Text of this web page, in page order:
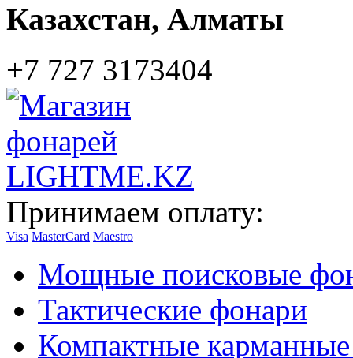
Казахстан, Алматы
+7 727 3173404
Принимаем оплату:
Visa MasterCard Maestro
Мощные поисковые
Тактические фонари
Компактные